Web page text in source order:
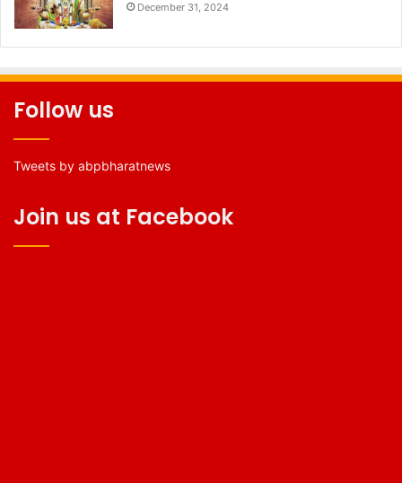
December 31, 2024
Follow us
Tweets by abpbharatnews
Join us at Facebook